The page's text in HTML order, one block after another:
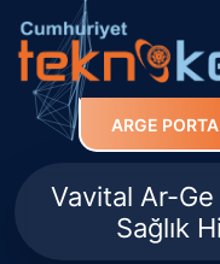
ARGE
Vavital Ar-Ge
Sağlık